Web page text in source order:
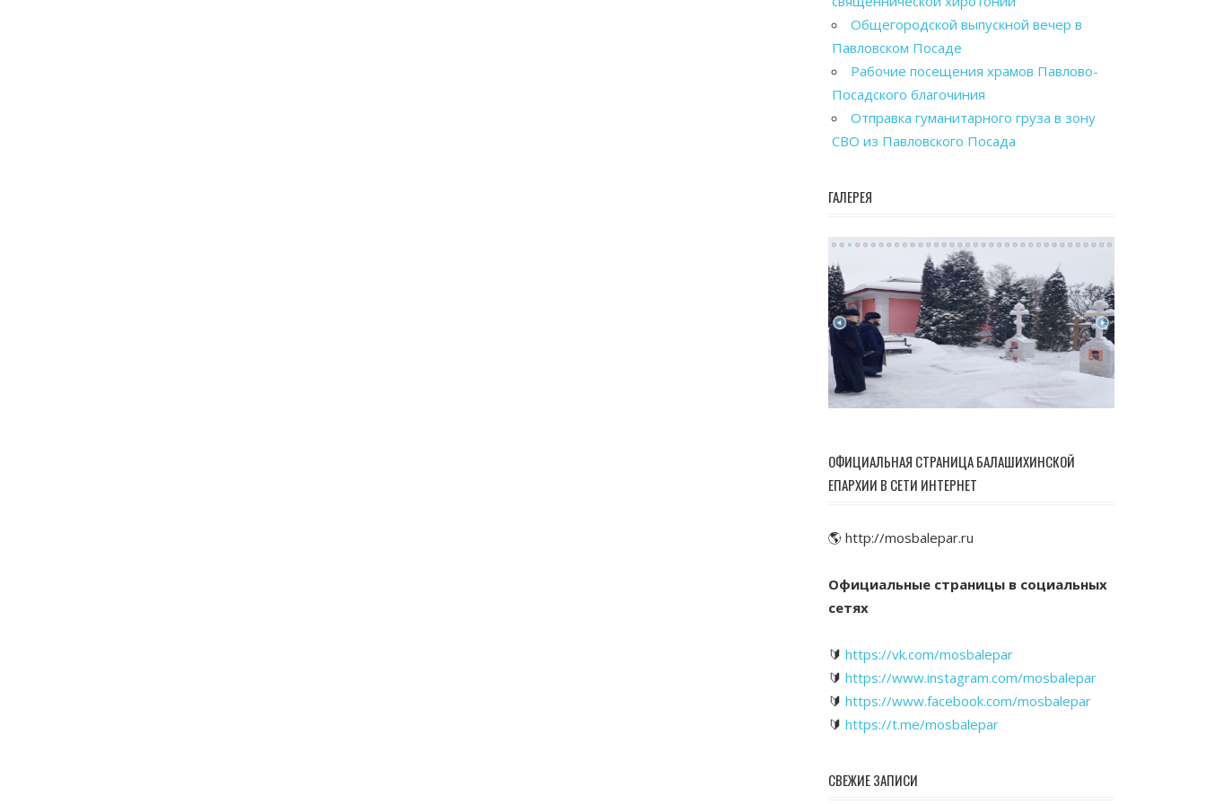
Общегородской выпускной вечер в
Павловском Посаде
Рабочие посещения храмов Павлово-
Посадского благочиния
Отправка гуманитарного груза в зону
СВО из Павловского Посада
ГАЛЕРЕЯ
ОФИЦИАЛЬНАЯ СТРАНИЦА БАЛАШИХИНСКОЙ
ЕПАРХИИ В СЕТИ ИНТЕРНЕТ
🌎 http://mosbalepar.ru
Официальные страницы в социальных
сетях
🔰 https://vk.com/mosbalepar
🔰 https://www.instagram.com/mosbalepar
🔰 https://www.facebook.com/mosbalepar
🔰 https://t.me/mosbalepar
СВЕЖИЕ ЗАПИСИ